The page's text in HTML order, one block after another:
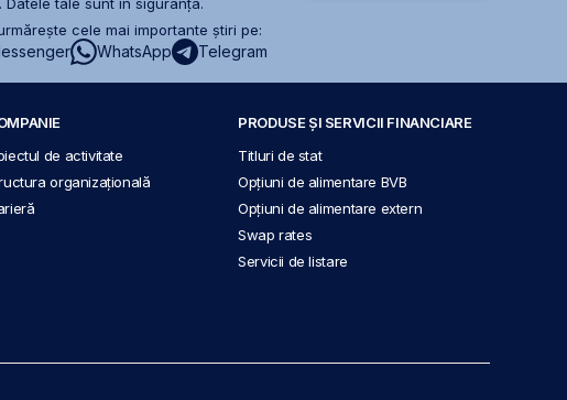
cele mai importante știri pe:
WhatsApp Telegram
de activitate
organizațională
PRODUSE ȘI SERVICII FINANCIARE
Titluri de stat
Opțiuni de alimentare BVB
Opțiuni de alimentare extern
Swap rates
Servicii de listare